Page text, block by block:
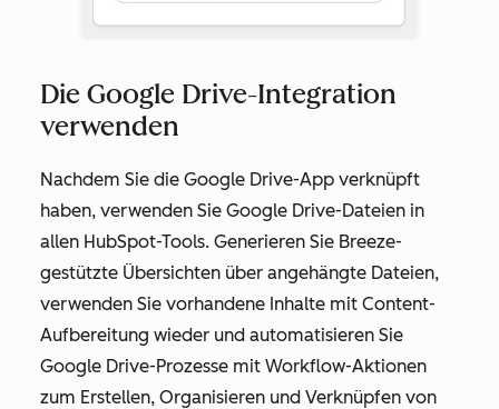
Die Google Drive-Integration
verwenden
Nachdem Sie die Google Drive-App verknüpft
haben, verwenden Sie Google Drive-Dateien in
allen HubSpot-Tools. Generieren Sie Breeze-
gestützte Übersichten über angehängte Dateien,
verwenden Sie vorhandene Inhalte mit Content-
Aufbereitung wieder und automatisieren Sie
Google Drive-Prozesse mit Workflow-Aktionen
zum Erstellen, Organisieren und Verknüpfen von